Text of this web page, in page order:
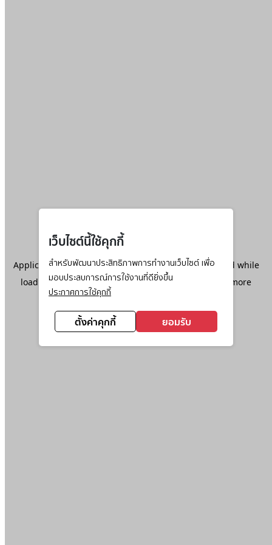
เว็บไซต์นี้ใช้คุกกี้
สำหรับพัฒนาประสิทธิภาพการทำงานเว็บไซต์ เพื่อ
มอบประสบการณ์การใช้งานที่ดียิ่งขึ้น
ประกาศการใช้คุกกี้
ตั้งค่าคุกกี้ ยอมรับ
Application error: aclient-side exception has occurred while
loadingwww.ktc.co.th(see the browser console
for more
information).